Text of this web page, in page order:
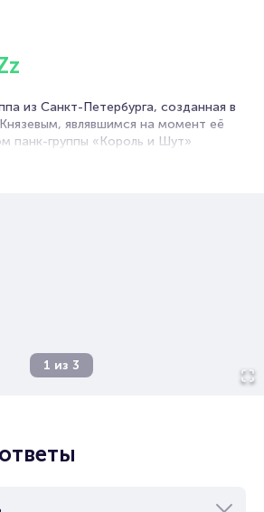
из Санкт-Петербурга, созданная в
являвшимся на момент её
панк-группы «Король и Шут»
1 из 3